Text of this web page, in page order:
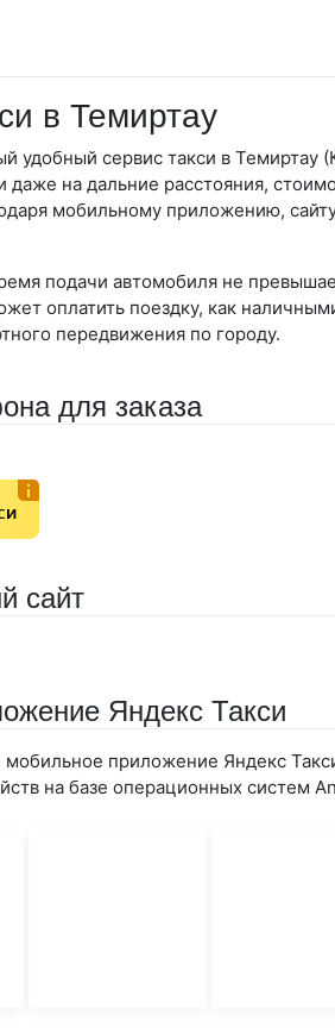
в Темиртау
удобный сервис такси в Темиртау
даже на дальние расстояния,
мобильному приложению,
подачи автомобиля не
оплатить поездку, как
передвижения по городу.
для заказа
сайт
Яндекс Такси
мобильное приложение Яндекс
на базе операционных систем